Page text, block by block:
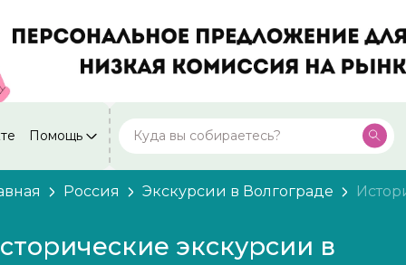
Помощь
Москва
Россия
Нижний Новгород
Посмотреть все города
Россия Экскурсии в Волгограде
экскурсии в